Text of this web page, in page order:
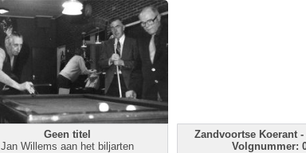
Geen titel
Jan Willems aan het biljarten
Zandvoortse Koerant -
Volgnummer: